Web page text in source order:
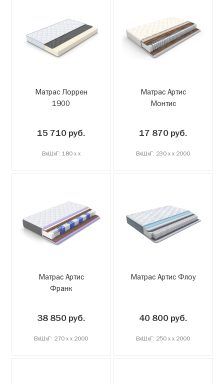
Матрас Лоррен
1900
15 710 руб.
ВxШxГ: 180 x x
Матрас Артис
Монтис
17 870 руб.
ВxШxГ: 230 x x 2000
Матрас Артис
Франк
38 850 руб.
ВxШxГ: 270 x x 2000
Матрас Артис Флоу
40 800 руб.
ВxШxГ: 250 x x 2000